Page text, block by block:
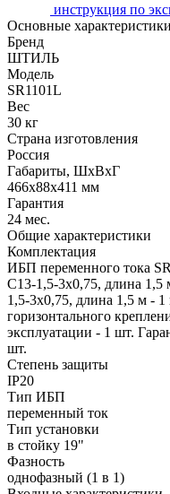
инструкция по
Основные характеристики
Бренд
ШТИЛЬ
Модель
SR1101L
Вес
30 кг
Страна изготовления
Россия
Габариты, ШхВхГ
466x88x411 мм
Гарантия
24 мес.
Общие характеристики
Комплектация
ИБП переменного тока
C13-1,5-3х0,75, длина
1,5-3x0,75, длина 1,5 м -
горизонтального
эксплуатации - 1 шт.
шт.
Степень защиты
IP20
Тип ИБП
переменный ток
Тип установки
в стойку 19"
Фазность
однофазный (1 в 1)